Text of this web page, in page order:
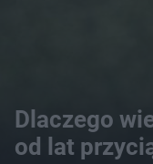
Dlaczego
od lat